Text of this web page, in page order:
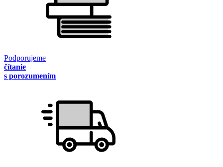
Podporujeme
čítanie
s porozumením